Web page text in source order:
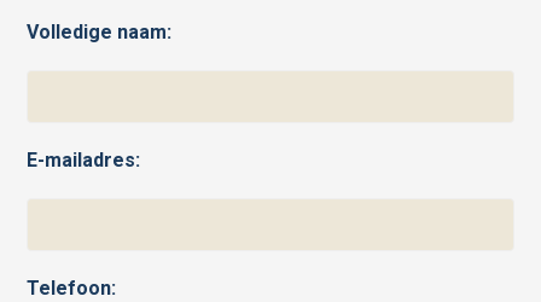
Volledige naam:
E-mailadres:
Telefoon: